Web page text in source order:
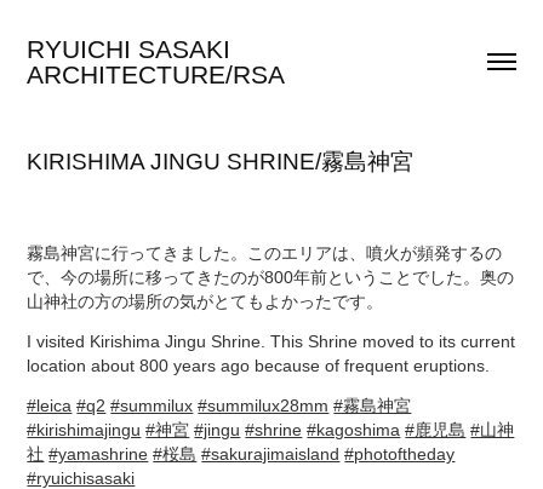
RYUICHI SASAKI
ARCHITECTURE/RSA
KIRISHIMA JINGU SHRINE/霧島神宮
霧島神宮に行ってきました。このエリアは、噴火が頻発するの
で、今の場所に移ってきたのが800年前ということでした。奥の
山神社の方の場所の気がとてもよかったです。
I visited Kirishima Jingu Shrine. This Shrine moved to its current
location about 800 years ago because of frequent eruptions.
#leica #q2 #summilux #summilux28mm #霧島神宮
#kirishimajingu #神宮 #jingu #shrine #kagoshima #鹿児島 #山神
社 #yamashrine #桜島 #sakurajimaisland #photoftheday
#ryuichisasaki